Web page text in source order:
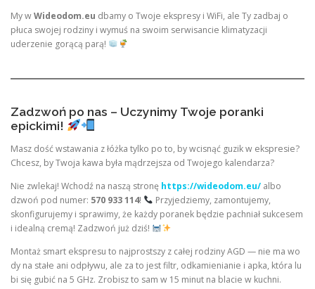
My wWideodom.eu dbamy o Twoje ekspresy i WiFi, ale Ty zadbaj o
płuca swojej rodziny i wymuś na swoim serwisancie klimatyzacji
uderzenie gorącą parą!
Zadzwoń po nas – Uczynimy Twoje poranki
epickimi!
Masz dość wstawania z łóżka tylko po to, by wcisnąć guzik w ekspresie?
Chcesz, by Twoja kawa była mądrzejsza od Twojego kalendarza?
Nie zwlekaj! Wchodź na naszą stronę https://wideodom.eu/ albo
dzwoń pod numer: 570 933 114!
Przyjedziemy, zamontujemy,
skonfigurujemy i sprawimy, że każdy poranek będzie pachniał sukcesem
i idealną cremą! Zadzwoń już dziś!
Montaż smart ekspresu to najprostszy z całej rodziny AGD — nie ma wo
dy na stałe ani odpływu, ale za to jest filtr, odkamienianie i apka, która lu
bi się gubić na 5 GHz. Zrobisz to sam w 15 minut na blacie w kuchni.